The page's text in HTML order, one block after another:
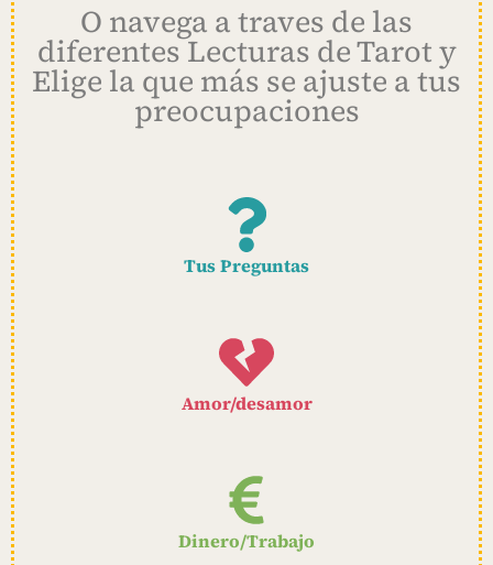
O navega a traves de las
diferentes Lecturas de Tarot y
Elige la que más se ajuste a tus
preocupaciones
Tus Preguntas
Amor/desamor
Dinero/Trabajo